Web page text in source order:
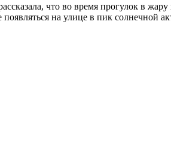
что во время прогулок в
на улице в пик